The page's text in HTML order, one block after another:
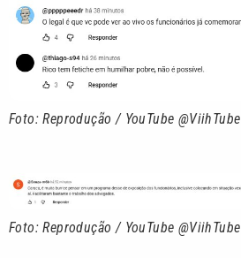
Foto: Reprodução / YouTube @ViihTube
Foto: Reprodução / YouTube @ViihTube